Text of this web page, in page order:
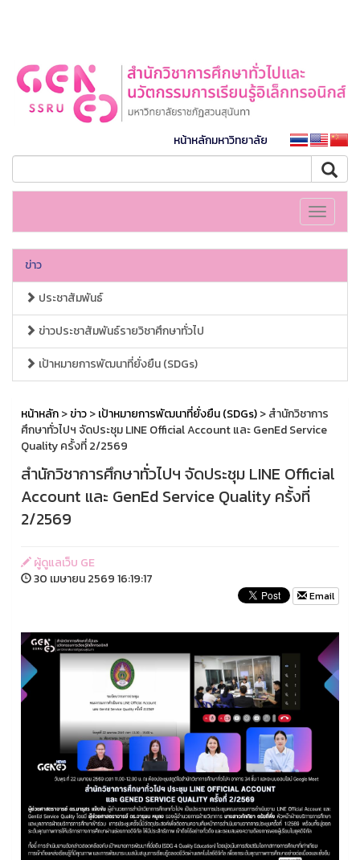
หน้าหลักมหาวิทยาลัย
Toggle
ข่าว
ประชาสัมพันธ์
ข่าวประชาสัมพันธ์รายวิชาศึกษาทั่วไป
เป้าหมายการพัฒนาที่ยั่งยืน (SDGs)
หน้าหลัก>ข่าว>เป้าหมายการพัฒนาที่ยั่งยืน (SDGs)> สำนักวิชาการ
ศึกษาทั่วไปฯ จัดประชุม LINE Official Account และ GenEd Service
Quality ครั้งที่ 2/2569
สำนักวิชาการศึกษาทั่วไปฯ จัดประชุม LINE Official
Account และ GenEd Service Quality ครั้งที่
2/2569
ผู้ดูแลเว็บ GE
30 เมษายน 2569 16:19:17
Email